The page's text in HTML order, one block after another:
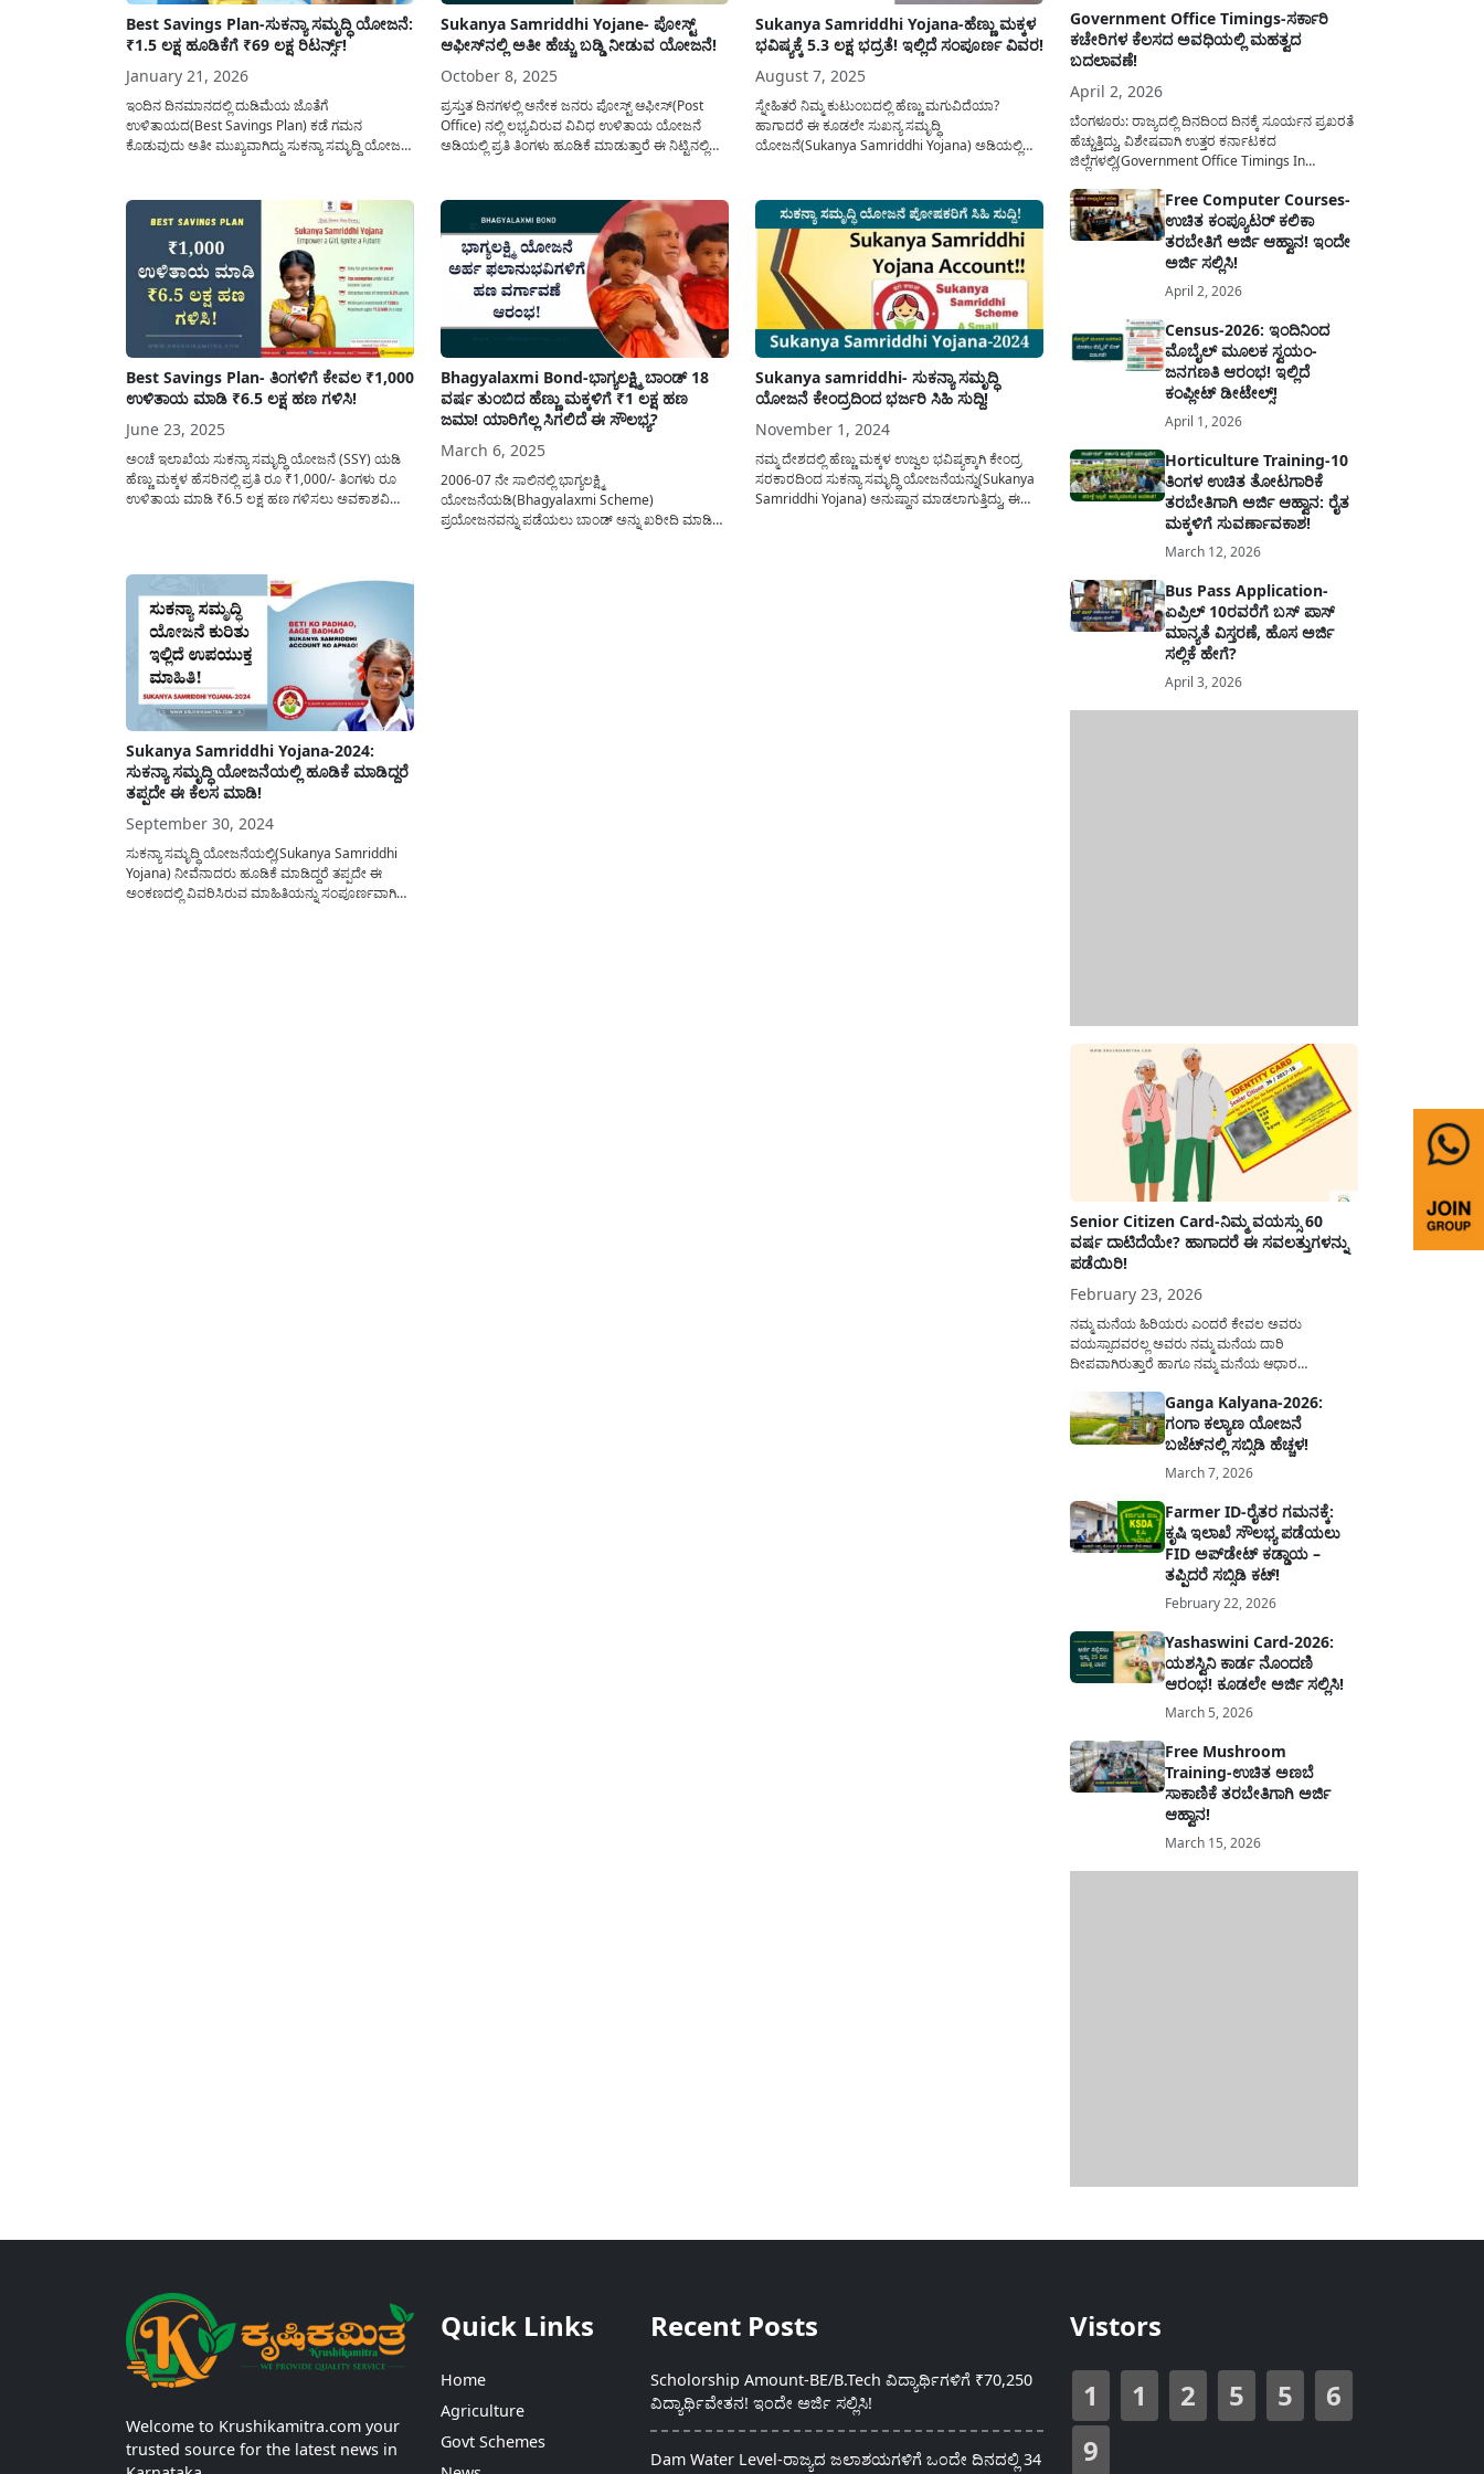
Best Savings Plan-ಸುಕನ್ಯಾ ಸಮೃದ್ಧಿ ಯೋಜನೆ:
₹1.5 ಲಕ್ಷ ಹೂಡಿಕೆಗೆ ₹69 ಲಕ್ಷ ರಿಟರ್ನ್ಸ್!
January 21, 2026
ಇಂದಿನ ದಿನಮಾನದಲ್ಲಿ ದುಡಿಮೆಯ ಜೊತೆಗೆ
ಉಳಿತಾಯದ(Best Savings Plan) ಕಡೆ ಗಮನ
ಕೊಡುವುದು ಅತೀ ಮುಖ್ಯವಾಗಿದ್ದು ಸುಕನ್ಯಾ ಸಮೃದ್ಧಿ ಯೋಜನೆ
ಪಡೆಯಲು ಅರ್ಜಿ ಸಲ್ಲಿಸುವುದರಿಂದ ಕೊನೆಯವರೆಗಿನ
ಸಂಪೂರ್ಣ ವಿವರವಾದ ಮಾಹಿತಿಯನ್ನು ಈ ಲೇಖನದಲ್ಲಿ
ಪ್ರಕಟಿಸಲಾಗಿದೆ. ಪ್ರತಿಯೊಬ್ಬ ಪೋಷಕರಿಗೂ ತಮ್ಮ ಹೆಣ್ಣು...
Sukanya Samriddhi Yojane- ಪೋಸ್ಟ್
ಆಫೀಸ್‌ನಲ್ಲಿ ಅತೀ ಹೆಚ್ಚು ಬಡ್ಡಿ ನೀಡುವ ಯೋಜನೆ!
October 8, 2025
ಪ್ರಸ್ತುತ ದಿನಗಳಲ್ಲಿ ಅನೇಕ ಜನರು ಪೋಸ್ಟ್ ಆಫೀಸ್(Post
Office) ನಲ್ಲಿ ಲಭ್ಯವಿರುವ ವಿವಿಧ ಉಳಿತಾಯ ಯೋಜನೆ
ಅಡಿಯಲ್ಲಿ ಪ್ರತಿ ತಿಂಗಳು ಹೂಡಿಕೆ ಮಾಡುತ್ತಾರೆ ಈ ನಿಟ್ಟಿನಲ್ಲಿ
ಪ್ರಕಟಿಸಲಾಗಿದೆ. ನೀವೇನಾದ್ರೂ ಸುಕನ್ಯ ಸಮೃದ್ಧಿ
ಯೋಜನೆಗೆ(Sukanya Samriddhi Yojana) ಹೂಡಿಕೆ...
Sukanya Samriddhi Yojana-ಹೆಣ್ಣು ಮಕ್ಕಳ
ಭವಿಷ್ಯಕ್ಕೆ 5.3 ಲಕ್ಷ ಭದ್ರತೆ! ಇಲ್ಲಿದೆ ಸಂಪೂರ್ಣ ವಿವರ!
August 7, 2025
ಸ್ನೇಹಿತರೆ ನಿಮ್ಮ ಕುಟುಂಬದಲ್ಲಿ ಹೆಣ್ಣು ಮಗುವಿದೆಯಾ?
ಹಾಗಾದರೆ ಈ ಕೂಡಲೇ ಸುಖನ್ಯ ಸಮೃದ್ಧಿ
ಯೋಜನೆ(Sukanya Samriddhi Yojana) ಅಡಿಯಲ್ಲಿ
ಸುಕನ್ಯಾ ಸಮೃದ್ಧಿ ಯೋಜನೆ ಉಪಯುಕ್ತವಾಗಿದೆ. ನೀವು ಕೇವಲ
ಸಾವಿರ ರೂಪಾಯಿ ಉಳಿಸಿದರೆ ಸಾಕು ನಿಮ್ಮ...
Best Savings Plan- ತಿಂಗಳಿಗೆ ಕೇವಲ ₹1,000
ಉಳಿತಾಯ ಮಾಡಿ ₹6.5 ಲಕ್ಷ ಹಣ ಗಳಿಸಿ!
June 23, 2025
ಅಂಚೆ ಇಲಾಖೆಯ ಸುಕನ್ಯಾ ಸಮೃದ್ಧಿ ಯೋಜನೆ (SSY) ಯಡಿ
ಹೆಣ್ಣು ಮಕ್ಕಳ ಹೆಸರಿನಲ್ಲಿ ಪ್ರತಿ ರೂ ₹1,000/- ತಿಂಗಳು ರೂ
ಉಳಿತಾಯ ಮಾಡಿ ₹6.5 ಲಕ್ಷ ಹಣ ಗಳಿಸಲು ಅವಕಾಶವಿದ್ದು
ಸಮೃದ್ಧಿ...
Bhagyalaxmi Bond-ಭಾಗ್ಯಲಕ್ಷ್ಮಿ ಬಾಂಡ್ 18
ವರ್ಷ ತುಂಬಿದ ಹೆಣ್ಣು ಮಕ್ಕಳಿಗೆ ₹1 ಲಕ್ಷ ಹಣ
ಜಮಾ! ಯಾರಿಗೆಲ್ಲ ಸಿಗಲಿದೆ ಈ ಸೌಲಭ್ಯ?
March 6, 2025
2006-07 ನೇ ಸಾಲಿನಲ್ಲಿ ಭಾಗ್ಯಲಕ್ಷ್ಮಿ
ಯೋಜನೆಯಡಿ(Bhagyalaxmi Scheme)
ಪ್ರಯೋಜನವನ್ನು ಪಡೆಯಲು ಬಾಂಡ್ ಅನ್ನು ಖರೀದಿ ಮಾಡಿದ
Sukanya samriddhi- ಸುಕನ್ಯಾ ಸಮೃದ್ಧಿ
ಯೋಜನೆ ಕೇಂದ್ರದಿಂದ ಭರ್ಜರಿ ಸಿಹಿ ಸುದ್ದಿ!
November 1, 2024
ನಮ್ಮ ದೇಶದಲ್ಲಿ ಹೆಣ್ಣು ಮಕ್ಕಳ ಉಜ್ವಲ ಭವಿಷ್ಯಕ್ಕಾಗಿ ಕೇಂದ್ರ
ಸರಕಾರದಿಂದ ಸುಕನ್ಯಾ ಸಮೃದ್ಧಿ ಯೋಜನೆಯನ್ನು(Sukanya
Samriddhi Yojana) ಅನುಷ್ಥಾನ ಮಾಡಲಾಗುತ್ತಿದ್ದು, ಈ
Sukanya Samriddhi Yojana-2024:
ಸುಕನ್ಯಾ ಸಮೃದ್ಧಿ ಯೋಜನೆಯಲ್ಲಿ ಹೂಡಿಕೆ ಮಾಡಿದ್ದರೆ
ತಪ್ಪದೇ ಈ ಕೆಲಸ ಮಾಡಿ!
September 30, 2024
ಸುಕನ್ಯಾ ಸಮೃದ್ಧಿ ಯೋಜನೆಯಲ್ಲಿ(Sukanya Samriddhi
Yojana) ನೀವೆನಾದರು ಹೂಡಿಕೆ ಮಾಡಿದ್ದರೆ ತಪ್ಪದೇ ಈ
ಅಂಕಣದಲ್ಲಿ ವಿವರಿಸಿರುವ ಮಾಹಿತಿಯನ್ನು ಸಂಪೂರ್ಣವಾಗಿ
Government Office Timings-ಸರ್ಕಾರಿ
ಕಚೇರಿಗಳ ಕೆಲಸದ ಅವಧಿಯಲ್ಲಿ ಮಹತ್ವದ
ಬದಲಾವಣೆ!
April 2, 2026
ಬೆಂಗಳೂರು: ರಾಜ್ಯದಲ್ಲಿ ದಿನದಿಂದ ದಿನಕ್ಕೆ ಸೂರ್ಯನ ಪ್ರಖರತೆ
ಹೆಚ್ಚುತ್ತಿದ್ದು, ವಿಶೇಷವಾಗಿ ಉತ್ತರ ಕರ್ನಾಟಕದ
ಜಿಲ್ಲೆಗಳಲ್ಲಿ(Government Office Timings In
ಹಿನ್ನೆಲೆಯಲ್ಲಿ ಸರ್ಕಾರಿ ನೌಕರರ ಹಿತದೃಷ್ಟಿಯಿಂದ ಹಾಗೂ
ಸಾರ್ವಜನಿಕರ ಅನುಕೂಲಕ್ಕಾಗಿ ಕರ್ನಾಟಕ ಸರ್ಕಾರವು
ಮಹತ್ವದ ನಿರ್ಧಾರವೊಂದನ್ನು ಕೈಗೊಂಡಿದೆ. ಕಿತ್ತೂರು ಕರ್ನಾಟಕ
ಮತ್ತು ಕಲ್ಯಾಣ ಕರ್ನಾಟಕದ ಒಟ್ಟು 9 ಜಿಲ್ಲೆಗಳಲ್ಲಿ ಏಪ್ರಿಲ್...
Free Computer Courses-
ಉಚಿತ ಕಂಪ್ಯೂಟರ್ ಕಲಿಕಾ
ತರಬೇತಿಗೆ ಅರ್ಜಿ ಆಹ್ವಾನ! ಇಂದೇ
ಅರ್ಜಿ ಸಲ್ಲಿಸಿ!
April 2, 2026
Census-2026: ಇಂದಿನಿಂದ
ಮೊಬೈಲ್ ಮೂಲಕ ಸ್ವಯಂ-
ಜನಗಣತಿ ಆರಂಭ! ಇಲ್ಲಿದೆ
ಕಂಪ್ಲೀಟ್ ಡೀಟೇಲ್ಸ್!
April 1, 2026
Horticulture Training-10
ತಿಂಗಳ ಉಚಿತ ತೋಟಗಾರಿಕೆ
ತರಬೇತಿಗಾಗಿ ಅರ್ಜಿ ಆಹ್ವಾನ: ರೈತ
ಮಕ್ಕಳಿಗೆ ಸುವರ್ಣಾವಕಾಶ!
March 12, 2026
Bus Pass Application-
ಏಪ್ರಿಲ್ 10ರವರೆಗೆ ಬಸ್ ಪಾಸ್
ಮಾನ್ಯತೆ ವಿಸ್ತರಣೆ, ಹೊಸ ಅರ್ಜಿ
ಸಲ್ಲಿಕೆ ಹೇಗೆ?
April 3, 2026
Senior Citizen Card-ನಿಮ್ಮ ವಯಸ್ಸು 60
ವರ್ಷ ದಾಟಿದೆಯೇ? ಹಾಗಾದರೆ ಈ ಸವಲತ್ತುಗಳನ್ನು
ಪಡೆಯಿರಿ!
February 23, 2026
ನಮ್ಮ ಮನೆಯ ಹಿರಿಯರು ಎಂದರೆ ಕೇವಲ ಅವರು
ವಯಸ್ಸಾದವರಲ್ಲ ಅವರು ನಮ್ಮ ಮನೆಯ ದಾರಿ
ದೀಪವಾಗಿರುತ್ತಾರೆ ಹಾಗೂ ನಮ್ಮ ಮನೆಯ ಆಧಾರ
ಸಮಾಜಕ್ಕಾಗಿ ದುಡಿತಿರುತ್ತಾರೆ ಹಾಗೆಯೇ ಅವರು ತಮ್ಮ 60
ವರ್ಷಗಳ ನಂತರದ ಜೀವನವನ್ನು ನೆಮ್ಮದಿಯಿಂದ
ಕಳೆಯಬೇಕೆಂಬುದು ಪ್ರತಿಯೊಬ್ಬರ ಕನಸಾಗಿರುತ್ತದೆ ಆದ್ದರಿಂದ
ಸರ್ಕಾರವು ಹಿರಿಯ ನಾಗರಿಕರ ಗುರುತಿನ ಚೀಟಿ...
Ganga Kalyana-2026:
ಗಂಗಾ ಕಲ್ಯಾಣ ಯೋಜನೆ
ಬಜೆಟ್‌ನಲ್ಲಿ ಸಬ್ಸಿಡಿ ಹೆಚ್ಚಳ!
March 7, 2026
Farmer ID-ರೈತರ ಗಮನಕ್ಕೆ:
ಕೃಷಿ ಇಲಾಖೆ ಸೌಲಭ್ಯ ಪಡೆಯಲು
FID ಅಪ್‌ಡೇಟ್ ಕಡ್ಡಾಯ –
ತಪ್ಪಿದರೆ ಸಬ್ಸಿಡಿ ಕಟ್!
February 22, 2026
Yashaswini Card-2026:
ಯಶಸ್ವಿನಿ ಕಾರ್ಡ ನೊಂದಣಿ
ಆರಂಭ! ಕೂಡಲೇ ಅರ್ಜಿ ಸಲ್ಲಿಸಿ!
March 5, 2026
Free Mushroom
Training-ಉಚಿತ ಅಣಬೆ
ಸಾಕಾಣಿಕೆ ತರಬೇತಿಗಾಗಿ ಅರ್ಜಿ
ಆಹ್ವಾನ!
March 15, 2026
Welcome to Krushikamitra.com your
trusted source for the latest news in
Quick Links
Home
Agriculture
Govt Schemes
Recent Posts
Scholorship Amount-BE/B.Tech ವಿದ್ಯಾರ್ಥಿಗಳಿಗೆ ₹70,250
ವಿದ್ಯಾರ್ಥಿವೇತನ! ಇಂದೇ ಅರ್ಜಿ ಸಲ್ಲಿಸಿ!
Dam Water Level-ರಾಜ್ಯದ ಜಲಾಶಯಗಳಿಗೆ ಒಂದೇ ದಿನದಲ್ಲಿ 34
Vistors
1
1 2 5 5
6
9